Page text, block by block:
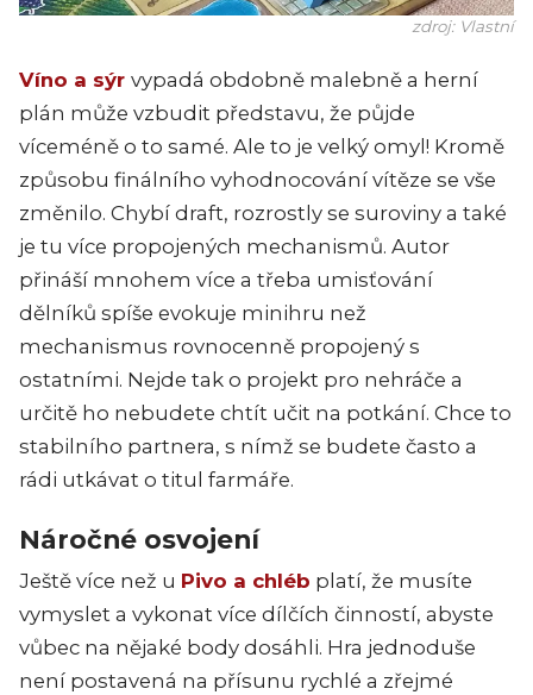
zdroj: Vlastní
Víno a sýr vypadá obdobně malebně a herní
plán může vzbudit představu, že půjde
víceméně o to samé. Ale to je velký omyl! Kromě
způsobu finálního vyhodnocování vítěze se vše
změnilo. Chybí draft, rozrostly se suroviny a také
je tu více propojených mechanismů. Autor
přináší mnohem více a třeba umisťování
dělníků spíše evokuje minihru než
mechanismus rovnocenně propojený s
ostatními. Nejde tak o projekt pro nehráče a
určitě ho nebudete chtít učit na potkání. Chce to
stabilního partnera, s nímž se budete často a
rádi utkávat o titul farmáře.
Náročné osvojení
Ještě více než u Pivo a chléb platí, že musíte
vymyslet a vykonat více dílčích činností, abyste
vůbec na nějaké body dosáhli. Hra jednoduše
není postavená na přísunu rychlé a zřejmé